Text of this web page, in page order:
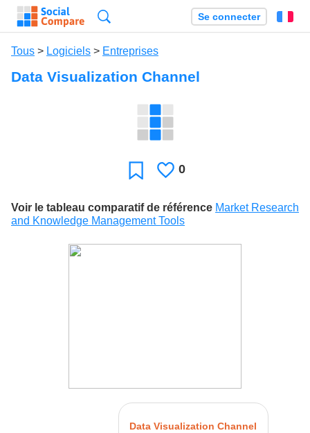
Se connecter
Tous > Logiciels > Entreprises
Data Visualization Channel
Favori J'aime
0
Voir le tableau comparatif de référence Market Research
and Knowledge Management Tools
Data Visualization Channel